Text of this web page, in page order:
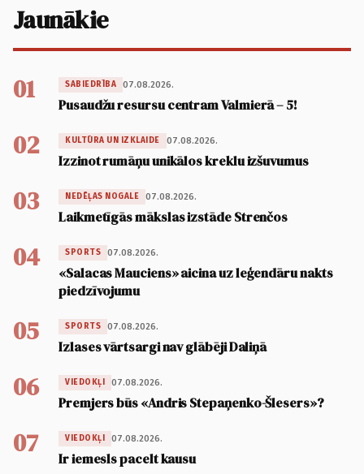
Jaunākie
01 SABIEDRĪBA 07.08.2026.
Pusaudžu resursu centram Valmierā – 5!
02 KULTŪRA UN IZKLAIDE 07.08.2026.
Izzinot rumāņu unikālos kreklu izšuvumus
03 NEDĒĻAS NOGALE 07.08.2026.
Laikmetīgās mākslas izstāde Strenčos
04 SPORTS 07.08.2026.
«Salacas Mauciens» aicina uz leģendāru nakts
piedzīvojumu
05 SPORTS 07.08.2026.
Izlases vārtsargi nav glābēji Daliņā
06 VIEDOKĻI 07.08.2026.
Premjers būs «Andris Stepaņenko-Šlesers»?
07 VIEDOKĻI 07.08.2026.
Ir iemesls pacelt kausu